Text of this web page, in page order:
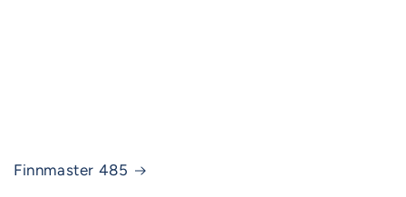
Finnmaster 485